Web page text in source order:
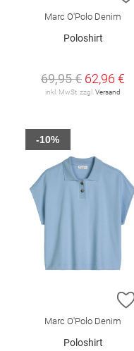
Marc O'Polo Denim
Poloshirt
69,95 € 62,96 €
inkl. MwSt. zzgl. Versand
Marc O'Polo Denim
Poloshirt
-10%